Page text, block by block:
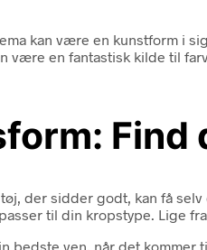
kan være en kunstform i
være en fantastisk kilde til
der sidder godt, kan få
til din kropstype. Lige
bedste ven, når det kommer